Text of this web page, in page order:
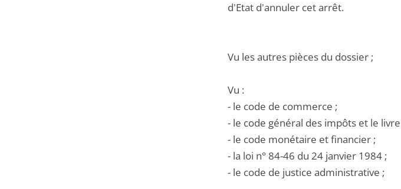
d'Etat d'annuler cet arrêt.
Vu les autres pièces du dossier ;
Vu :
- le code de commerce ;
- le code général des impôts et le
- le code monétaire et financier ;
- la loi n° 84-46 du 24 janvier 1984 ;
- le code de justice administrative ;